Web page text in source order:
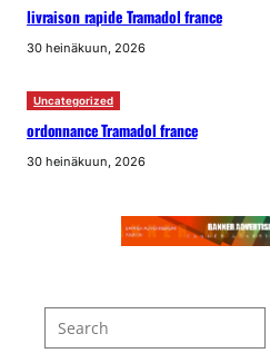
livraison rapide Tramadol france
30 heinäkuun, 2026
Uncategorized
ordonnance Tramadol france
30 heinäkuun, 2026
Search